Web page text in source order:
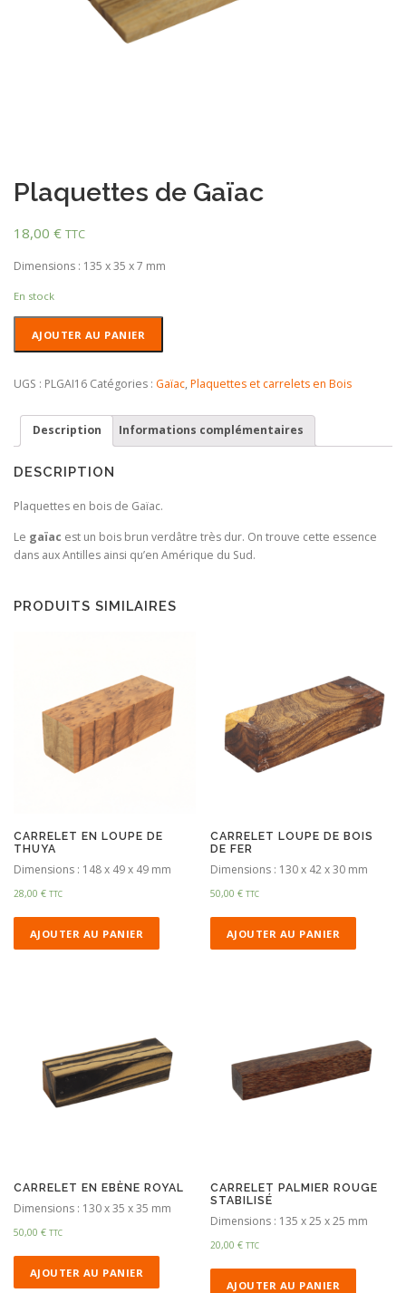
Plaquettes de Gaïac
18,00 € TTC
Dimensions : 135 x 35 x 7 mm
En stock
de
AJOUTER AU PANIER
UGS : PLGAI16 Catégories : Gaïac, Plaquettes et carrelets en Bois
Description Informations complémentaires
DESCRIPTION
Plaquettes en bois de Gaïac.
Le gaïac est un bois brun verdâtre très dur. On trouve cette essence
dans aux Antilles ainsi qu’en Amérique du Sud.
PRODUITS SIMILAIRES
CARRELET EN LOUPE DE
THUYA
Dimensions : 148 x 49 x 49 mm
28,00 € TTC
AJOUTER AU PANIER
CARRELET LOUPE DE BOIS
DE FER
Dimensions : 130 x 42 x 30 mm
50,00€ TTC
AJOUTER AU PANIER
CARRELET EN EBÈNE ROYAL
Dimensions : 130 x 35 x 35 mm
50,00 € TTC
AJOUTER AU PANIER
CARRELET PALMIER ROUGE
STABILISÉ
Dimensions : 135 x 25 x 25 mm
20,00€ TTC
AJOUTER AU PANIER